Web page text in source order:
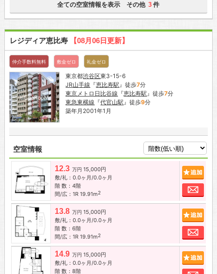
全ての空室情報を表示 その他 3 件
レジディア恵比寿 【08月06日更新】
仲介手数料無料 敷金ゼロ 礼金ゼロ
東京都渋谷区東3-15-6
JR山手線 『恵比寿駅』徒歩7分
東京メトロ日比谷線 『恵比寿駅』徒歩7分
東急東横線 『代官山駅』徒歩9分
築年月2001年1月
空室情報
12.3 万円 15,000円
敷/礼：0.0ヶ月/0.0ヶ月
階 数：4階
間/広：1R 19.91m2
お
13.8 万円 15,000円
敷/礼：0.0ヶ月/0.0ヶ月
階 数：6階
間/広：1R 19.91m2
お
14.9 万円 15,000円
敷/礼：0.0ヶ月/0.0ヶ月
階 数：8階
お